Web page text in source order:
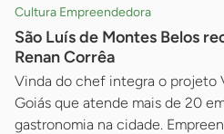
Cultura Empreendedora
São Luís de Montes Belos
Renan Corrêa
Vinda do chef integra o projeto
Goiás que atende mais de 20
gastronomia na cidade.